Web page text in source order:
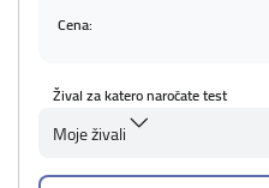
Cena:
Žival za katero naročate test
Moje živali